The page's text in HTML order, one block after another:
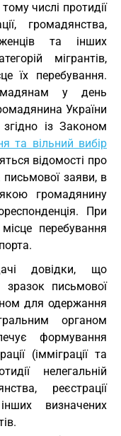
тому числі протидії
громадянства,
та інших
мігрантів,
їх перебування.
у день
України
із Законом
та вільний вибір
відомості про
заяви, в
громадянину
При
перебування
довідки, що
зразок письмової
для одержання
органом
формування
(імміграції та
нелегальній
реєстрації
визначених